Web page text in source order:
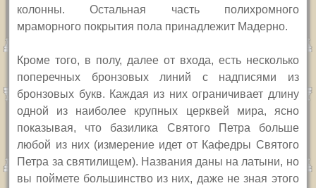
колонны. Остальная часть полихромного
мраморного покрытия пола принадлежит Мадерно.
Кроме того, в полу, далее от входа, есть несколько
поперечных бронзовых линий с надписями из
бронзовых букв. Каждая из них ограничивает длину
одной из наиболее крупных церквей мира, ясно
показывая, что базилика Святого Петра больше
любой из них (измерение идет от Кафедры Святого
Петра за святилищем). Названия даны на латыни, но
вы поймете большинство из них, даже не зная этого